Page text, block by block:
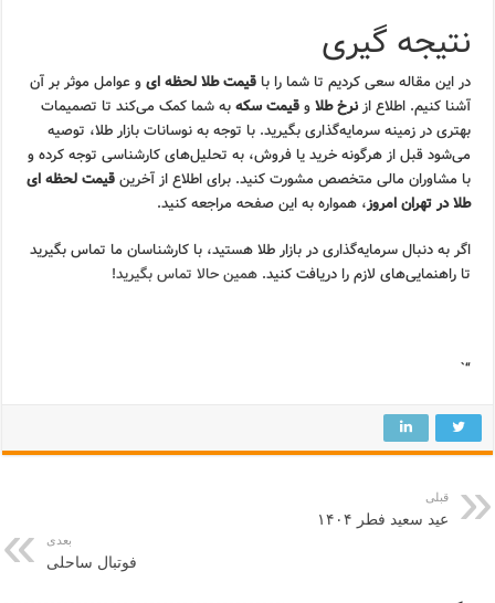
نتیجه گیری
در این مقاله سعی کردیم تا شما را باقیمت طلا لحظه ایو عوامل موثر بر آن
آشنا کنیم. اطلاع ازنرخ طلاوقیمت سکهبه شما کمک می‌کند تا تصمیمات
بهتری در زمینه سرمایه‌گذاری بگیرید. با توجه به نوسانات بازار طلا، توصیه
می‌شود قبل از هرگونه خرید یا فروش، به تحلیل‌های کارشناسی توجه کرده و
با مشاوران مالی متخصص مشورت کنید. برای اطلاع از آخرینقیمت لحظه ای
طلا در تهران امروز، همواره به این صفحه مراجعه کنید.
اگر به دنبال سرمایه‌گذاری در بازار طلا هستید، با کارشناسان ما تماس بگیرید
تا راهنمایی‌های لازم را دریافت کنید.همین حالا تماس بگیرید!
“`
قبلی
عید سعید فطر ۱۴۰۴
بعدی
فوتبال ساحلی